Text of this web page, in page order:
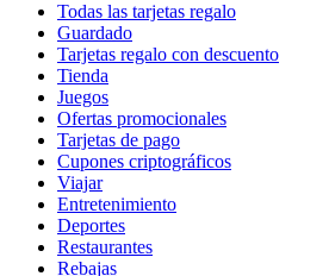
Todas las tarjetas regalo
Guardado
Tarjetas regalo con descuento
Tienda
Juegos
Ofertas promocionales
Tarjetas de pago
Cupones criptográficos
Viajar
Entretenimiento
Deportes
Restaurantes
Rebajas